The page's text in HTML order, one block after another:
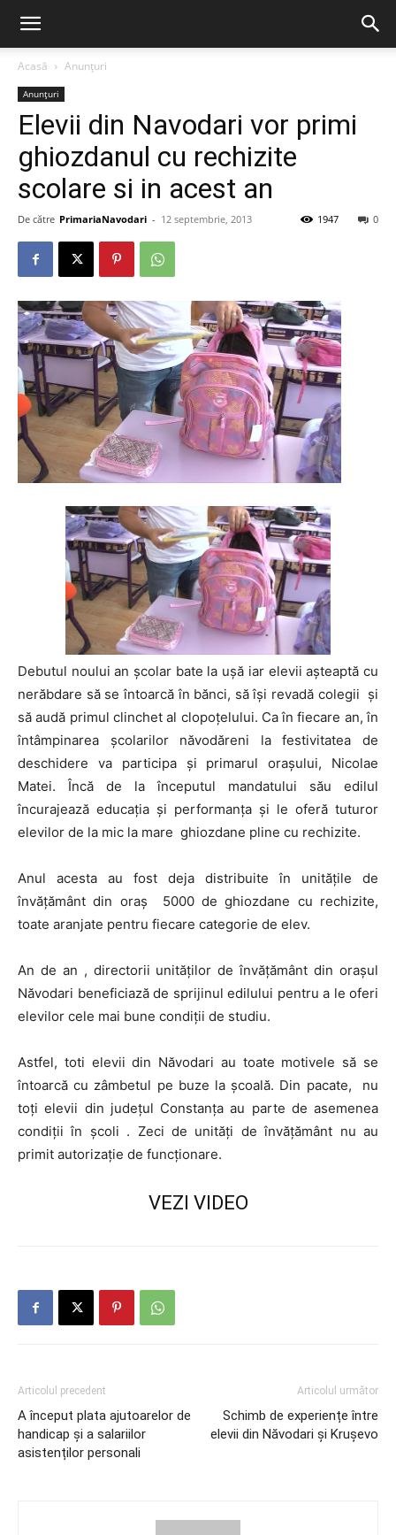
Acasă Anunțuri
Anunțuri
Elevii din Navodari vor primi
ghiozdanul cu rechizite
scolare si in acest an
De către PrimariaNavodari - 12 septembrie, 2013 0
1947
Debutul noului an școlar bate la ușă iar elevii așteaptă cu
nerăbdare să se întoarcă în bănci, să își revadă colegii și
să audă primul clinchet al clopoțelului. Ca în fiecare an, în
întâmpinarea școlarilor năvodăreni la festivitatea de
deschidere va participa și primarul orașului, Nicolae
Matei. Încă de la începutul mandatului său edilul
încurajează educația și performanța și le oferă tuturor
elevilor de la mic la mare ghiozdane pline cu rechizite.
Anul acesta au fost deja distribuite în unitățile de
învățământ din oraș 5000 de ghiozdane cu rechizite,
toate aranjate pentru fiecare categorie de elev.
An de an , directorii unităților de învățământ din orașul
Năvodari beneficiază de sprijinul edilului pentru a le oferi
elevilor cele mai bune condiții de studiu.
Astfel, toti elevii din Năvodari au toate motivele să se
întoarcă cu zâmbetul pe buze la școală. Din pacate, nu
toți elevii din județul Constanța au parte de asemenea
condiții în școli . Zeci de unități de învățământ nu au
primit autorizație de funcționare.
VEZI VIDEO
Articolul precedent
A început plata ajutoarelor de
handicap și a salariilor
asistenților personali
Articolul următor
Schimb de experiențe între
elevii din Năvodari și Krușevo